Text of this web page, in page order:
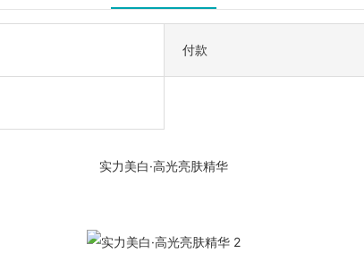
付款
实力美白·高光亮肤精华